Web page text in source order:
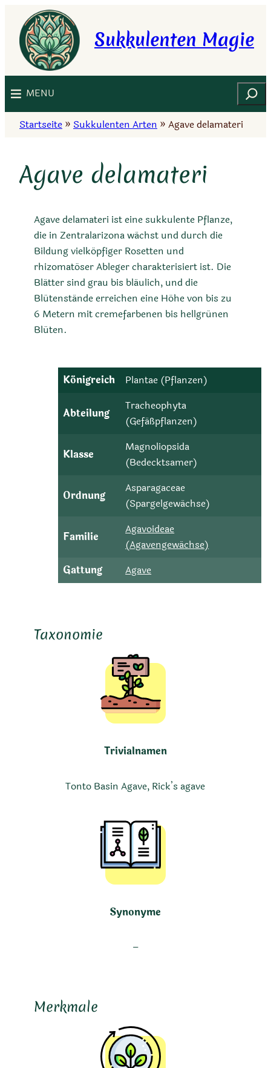
Inhalt
springen
Sukkulenten Magie
MENU Suchen
Startseite » Sukkulenten Arten » Agave delamateri
Agave delamateri
Agave delamateri ist eine sukkulente Pflanze,
die in Zentralarizona wächst und durch die
Bildung vielköpfiger Rosetten und
rhizomatöser Ableger charakterisiert ist. Die
Blätter sind grau bis bläulich, und die
Blütenstände erreichen eine Höhe von bis zu
6 Metern mit cremefarbenen bis hellgrünen
Blüten.
Königreich Plantae (Pflanzen)
Abteilung
Tracheophyta
(Gefäßpflanzen)
Klasse
Magnoliopsida
(Bedecktsamer)
Ordnung
Asparagaceae
(Spargelgewächse)
Familie
Agavoideae
(Agavengewächse)
Gattung
Agave
Taxonomie
Trivialnamen
Tonto Basin Agave, Rick’s agave
Synonyme
–
Merkmale